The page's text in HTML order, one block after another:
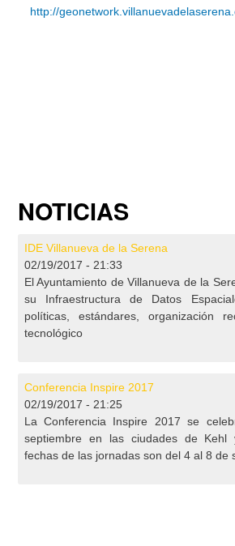
http://
NOTICIAS
IDE Villanueva de la Serena
02/19/2017 - 21:33
El Ayuntamiento de Villanueva de la
su Infraestructura de Datos
políticas, estándares, organización
tecnológico
Conferencia Inspire 2017
02/19/2017 - 21:25
La Conferencia Inspire 2017 se
septiembre en las ciudades de Kehl
fechas de las jornadas son del 4 al 8 de